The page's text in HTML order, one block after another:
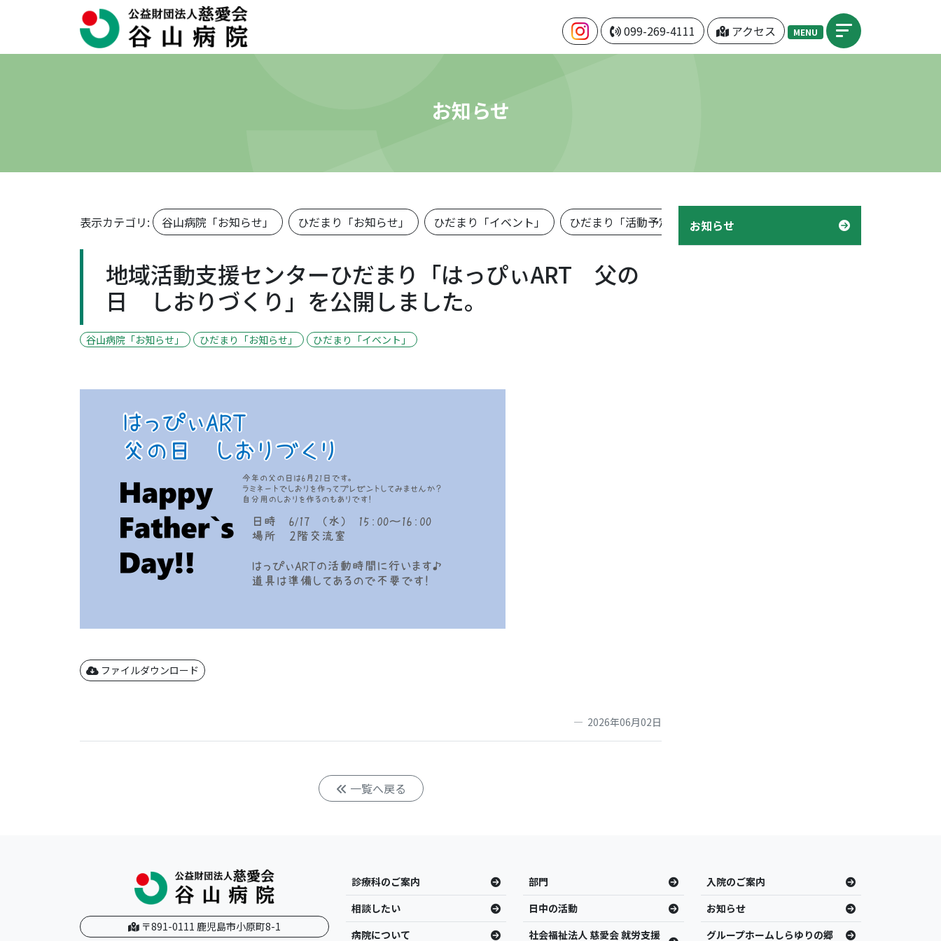
099-269-4111 アクセス MENU
お知らせ
表示カテゴリ: 谷山病院「お知らせ」 ひだまり「お知らせ」 ひだまり「イベント」 ひだまり「活動予定表」 機関紙「つぼみ」 デイケア「様子」
地域活動支援センターひだまり「はっぴぃART 父の
日 しおりづくり」を公開しました。
谷山病院「お知らせ」 ひだまり「お知らせ」 ひだまり「イベント」
ファイルダウンロード
2026年06月02日
一覧へ戻る
お知らせ
〒891-0111 鹿児島市小原町8-1
診療科のご案内 部門
入院のご案内
相談したい
日中の活動
お知らせ
病院について
社会福祉法人 慈愛会 就労支援 グループホームしらゆりの郷